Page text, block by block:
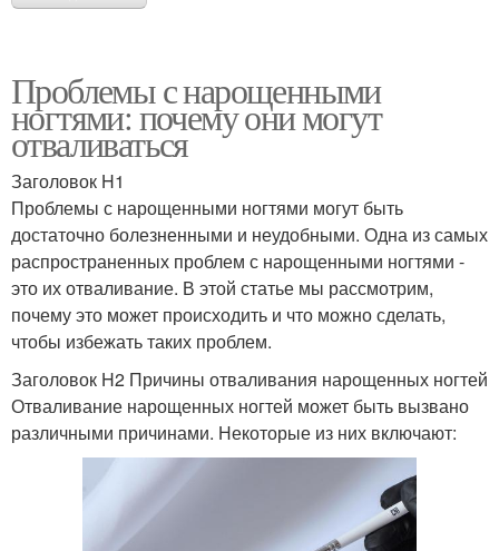
Проблемы с нарощенными
ногтями: почему они могут
отваливаться
Заголовок H1
Проблемы с нарощенными ногтями могут быть
достаточно болезненными и неудобными. Одна из самых
распространенных проблем с нарощенными ногтями -
это их отваливание. В этой статье мы рассмотрим,
почему это может происходить и что можно сделать,
чтобы избежать таких проблем.
Заголовок H2 Причины отваливания нарощенных ногтей
Отваливание нарощенных ногтей может быть вызвано
различными причинами. Некоторые из них включают: